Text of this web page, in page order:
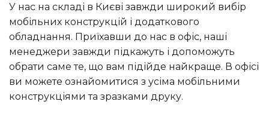
У нас на складі в Києві завжди широкий вибір
мобільних конструкцій і додаткового
обладнання. Приїхавши до нас в офіс, наші
менеджери завжди підкажуть і допоможуть
обрати саме те, що вам підійде найкраще. В офісі
ви можете ознайомитися з усіма мобільними
конструкціями та зразками друку.